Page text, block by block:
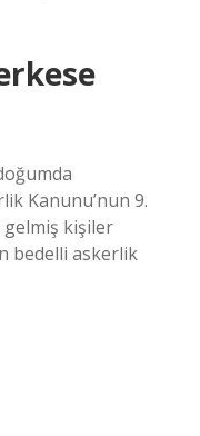
Kanunu’nun 9.
gelmiş kişiler
bedelli askerlik